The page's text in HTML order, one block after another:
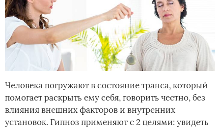
Человека погружают в состояние транса, который
помогает раскрыть ему себя, говорить честно, без
влияния внешних факторов и внутренних
установок. Гипноз применяют с 2 целями: увидеть